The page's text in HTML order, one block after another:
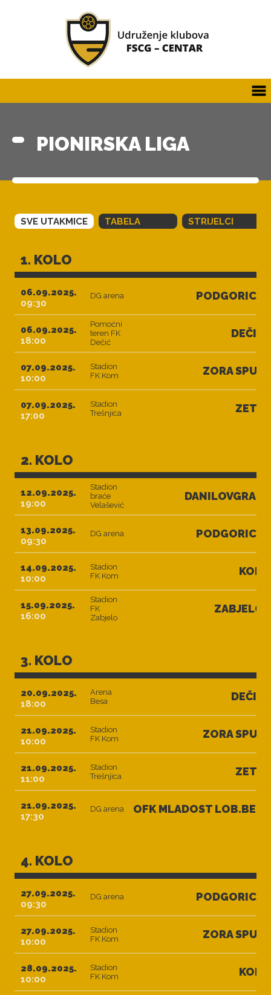
PIONIRSKA LIGA
SVE UTAKMICE TABELA STRIJELCI
1. KOLO
06.09.2025.
09:30
DG arena PODGORICA
06.09.2025.
18:00
Pomoćni
teren FK
Dečić
DEČIĆ
07.09.2025.
10:00
Stadion
FK Kom
ZORA SPUŽ
07.09.2025.
17:00
Stadion
Trešnjica
ZETA
2. KOLO
12.09.2025.
19:00
Stadion
braće
Velašević
DANILOVGRAD
13.09.2025.
09:30
DG arena PODGORICA
14.09.2025.
10:00
Stadion
FK Kom
KOM
15.09.2025.
16:00
Stadion
FK
Zabjelo
ZABJELO
3. KOLO
20.09.2025.
18:00
Arena
Besa
DEČIĆ
21.09.2025.
10:00
Stadion
FK Kom
ZORA SPUŽ
21.09.2025.
11:00
Stadion
Trešnjica
ZETA
21.09.2025.
17:30
DG arena OFK MLADOST LOB.BET
4. KOLO
27.09.2025.
09:30
DG arena PODGORICA
27.09.2025.
10:00
Stadion
FK Kom
ZORA SPUŽ
28.09.2025.
10:00
Stadion
FK Kom
KOM